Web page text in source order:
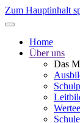
Zum Hauptinhalt
Home
Über uns
Das